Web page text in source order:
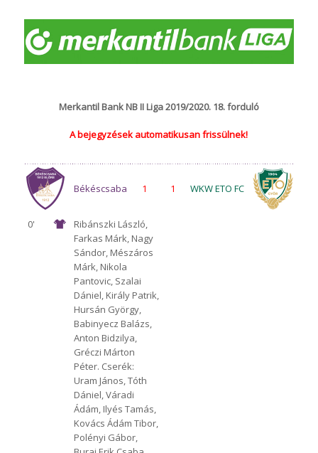
Merkantil Bank NB II Liga 2019/2020. 18. forduló
A bejegyzések automatikusan frissülnek!
Békéscsaba
1912 Előre
1 WKW ETO FC
1
0'
Ribánszki László,
Farkas Márk, Nagy
Sándor, Mészáros
Márk, Nikola
Pantovic, Szalai
Dániel, Király Patrik,
Hursán György,
Babinyecz Balázs,
Anton Bidzilya,
Gréczi Márton
Péter. Cserék:
Uram János, Tóth
Dániel, Váradi
Ádám, Ilyés Tamás,
Kovács Ádám Tibor,
Polényi Gábor,